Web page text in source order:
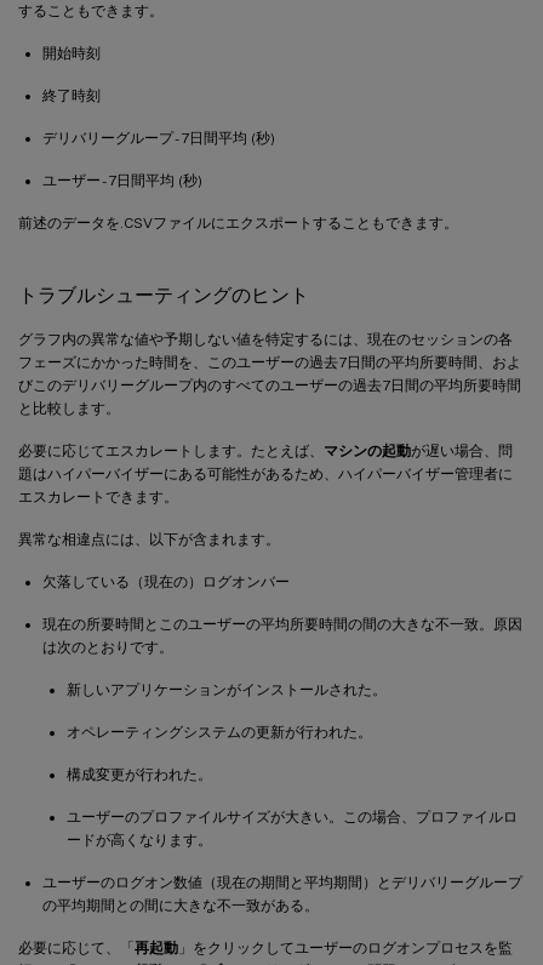
することもできます。
開始時刻
終了時刻
デリバリーグループ - 7日間平均 (秒)
ユーザー - 7日間平均 (秒)
前述のデータを.CSVファイルにエクスポートすることもできます。
トラブルシューティングのヒント
グラフ内の異常な値や予期しない値を特定するには、現在のセッションの各
フェーズにかかった時間を、このユーザーの過去7日間の平均所要時間、およ
びこのデリバリーグループ内のすべてのユーザーの過去7日間の平均所要時間
と比較します。
必要に応じてエスカレートします。たとえば、 マシンの起動が遅い場合、問
題はハイパーバイザーにある可能性があるため、ハイパーバイザー管理者に
エスカレートできます。
異常な相違点には、以下が含まれます。
欠落している（現在の）ログオンバー
現在の所要時間とこのユーザーの平均所要時間の間の大きな不一致。原因
は次のとおりです。
新しいアプリケーションがインストールされた。
オペレーティングシステムの更新が行われた。
構成変更が行われた。
ユーザーのプロファイルサイズが大きい。この場合、プロファイルロ
ードが高くなります。
ユーザーのログオン数値（現在の期間と平均期間）とデリバリーグループ
の平均期間との間に大きな不一致がある。
必要に応じて、「再起動 」をクリックしてユーザーのログオンプロセスを監